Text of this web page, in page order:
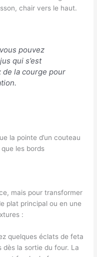
chair vers le haut.
pouvez
qui s’est
de la courge pour
la pointe d’un couteau
les bords
mais pour transformer
plat principal ou en une
:
quelques éclats de feta
la sortie du four. La